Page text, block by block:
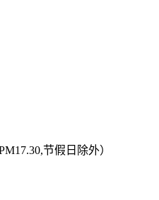
节假日除外）